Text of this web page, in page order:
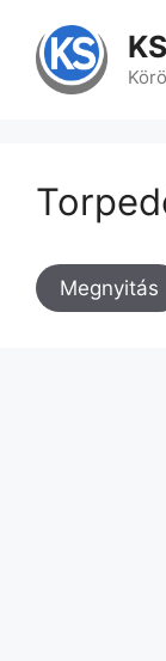
tartalomba
Megnyitás